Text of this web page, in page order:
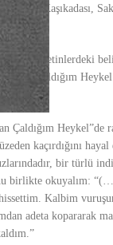
Kaşıkadası,
kez metinlerdeki
Çaldığım
Çaldığım Heykel”de
kaçırdığını
bir türlü
birlikte okuyalım:
Kalbim
adeta kopararak